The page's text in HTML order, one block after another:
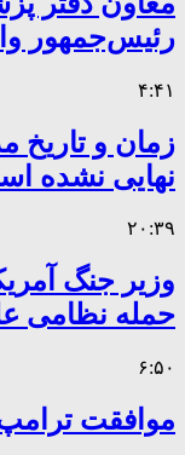
رئیس‌جمهور
۴:۴۱
زمان و تاریخ
نهایی نشده
۲۰:۳۹
وزیر جنگ
حمله نظامی
۶:۵۰
موافقت ترامپ